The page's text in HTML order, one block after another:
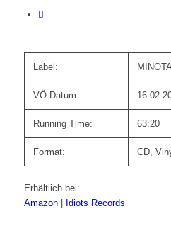
Label:
VÖ-Datum:
Running Time: 63:20
Format: CD,
Erhältlich bei:
Amazon| Idiots Records